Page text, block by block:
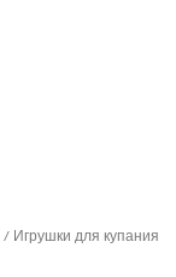
/ Игрушки для купания